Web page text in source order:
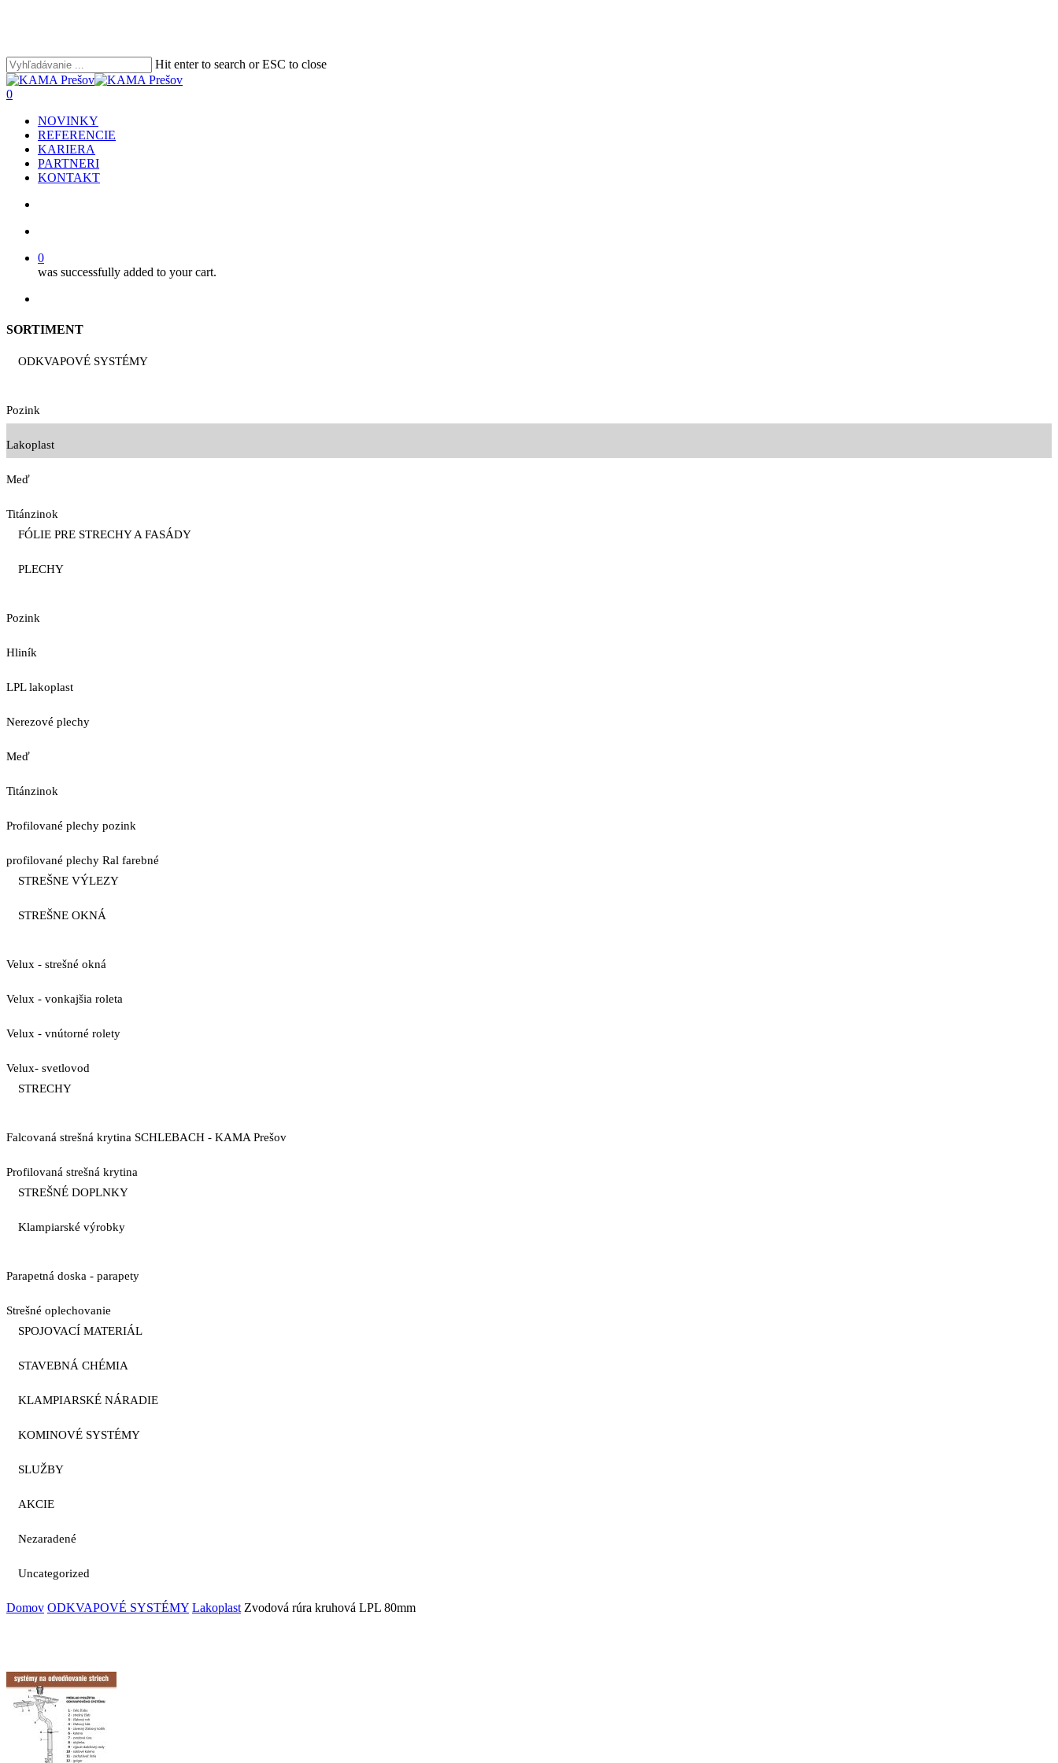
content
Hit enter to search or ESC to close
Close
Search
search
account
0
NOVINKY
REFERENCIE
KARIERA
PARTNERI
KONTAKT
0
was successfully added to your cart.
SORTIMENT
ODKVAPOVÉ SYSTÉMY
Pozink
Lakoplast
Meď
Titánzinok
FÓLIE PRE STRECHY A FASÁDY
PLECHY
Pozink
Hliník
LPL lakoplast
Nerezové plechy
Meď
Titánzinok
Profilované plechy pozink
profilované plechy Ral farebné
STREŠNE VÝLEZY
STREŠNE OKNÁ
Velux - strešné okná
Velux - vonkajšia roleta
Velux - vnútorné rolety
Velux- svetlovod
STRECHY
Falcovaná strešná krytina SCHLEBACH - KAMA Prešov
Profilovaná strešná krytina
STREŠNÉ DOPLNKY
Klampiarské výrobky
Parapetná doska - parapety
Strešné oplechovanie
SPOJOVACÍ MATERIÁL
STAVEBNÁ CHÉMIA
KLAMPIARSKÉ NÁRADIE
KOMINOVÉ SYSTÉMY
SLUŽBY
AKCIE
Nezaradené
Uncategorized
Domov ODKVAPOVÉ SYSTÉMY Lakoplast Zvodová rúra kruhová LPL 80mm